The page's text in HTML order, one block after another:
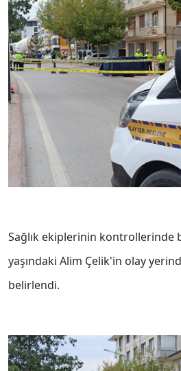
Sağlık ekiplerinin kontrollerinde
yaşındaki Alim Çelik'in olay
belirlendi.